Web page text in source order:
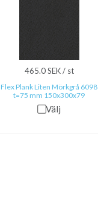
465.0 SEK / st
Flex Plank Liten Mörkgrå 6098
t=75 mm 150x300x79
Välj